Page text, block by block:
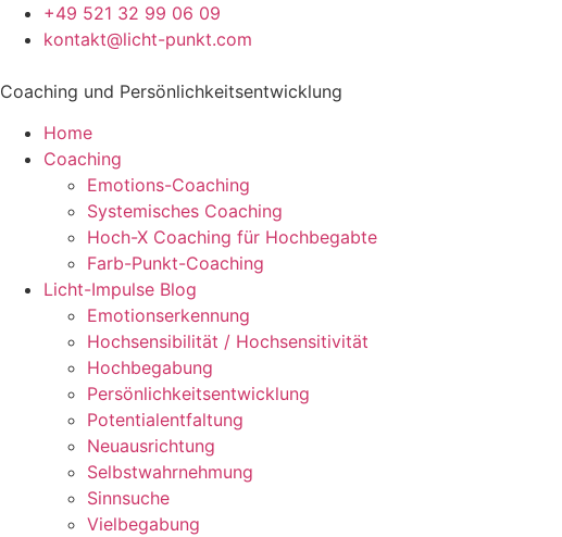
+49 521 32 99 06 09
kontakt@licht-punkt.com
Coaching und Persönlichkeitsentwicklung
Home
Coaching
Emotions-Coaching
Systemisches Coaching
Hoch-X Coaching für Hochbegabte
Farb-Punkt-Coaching
Licht-Impulse Blog
Emotionserkennung
Hochsensibilität / Hochsensitivität
Hochbegabung
Persönlichkeitsentwicklung
Potentialentfaltung
Neuausrichtung
Selbstwahrnehmung
Sinnsuche
Vielbegabung